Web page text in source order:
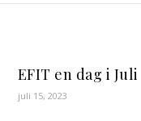
EFIT en dag i Juli
juli 15, 2023